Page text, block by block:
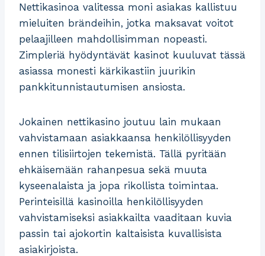
Nettikasinoa valitessa moni asiakas kallistuu
mieluiten brändeihin, jotka maksavat voitot
pelaajilleen mahdollisimman nopeasti.
Zimpleriä hyödyntävät kasinot kuuluvat tässä
asiassa monesti kärkikastiin juurikin
pankkitunnistautumisen ansiosta.
Jokainen nettikasino joutuu lain mukaan
vahvistamaan asiakkaansa henkilöllisyyden
ennen tilisiirtojen tekemistä. Tällä pyritään
ehkäisemään rahanpesua sekä muuta
kyseenalaista ja jopa rikollista toimintaa.
Perinteisillä kasinoilla henkilöllisyyden
vahvistamiseksi asiakkailta vaaditaan kuvia
passin tai ajokortin kaltaisista kuvallisista
asiakirjoista.